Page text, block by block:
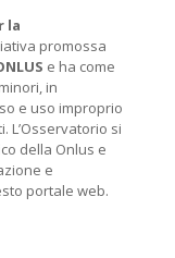
la
promossa
e ha come
in
e uso improprio
L’Osservatorio si
della Onlus e
e
portale web.